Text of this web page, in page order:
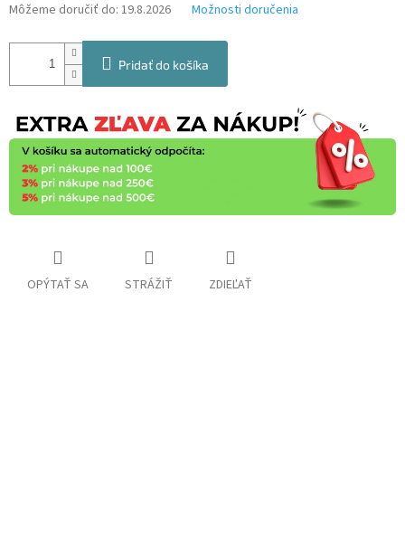
Môžeme doručiť do: 19.8.2026 Možnosti doručenia
Pridať do košíka
OPÝTAŤ SA STRÁŽIŤ ZDIEĽAŤ